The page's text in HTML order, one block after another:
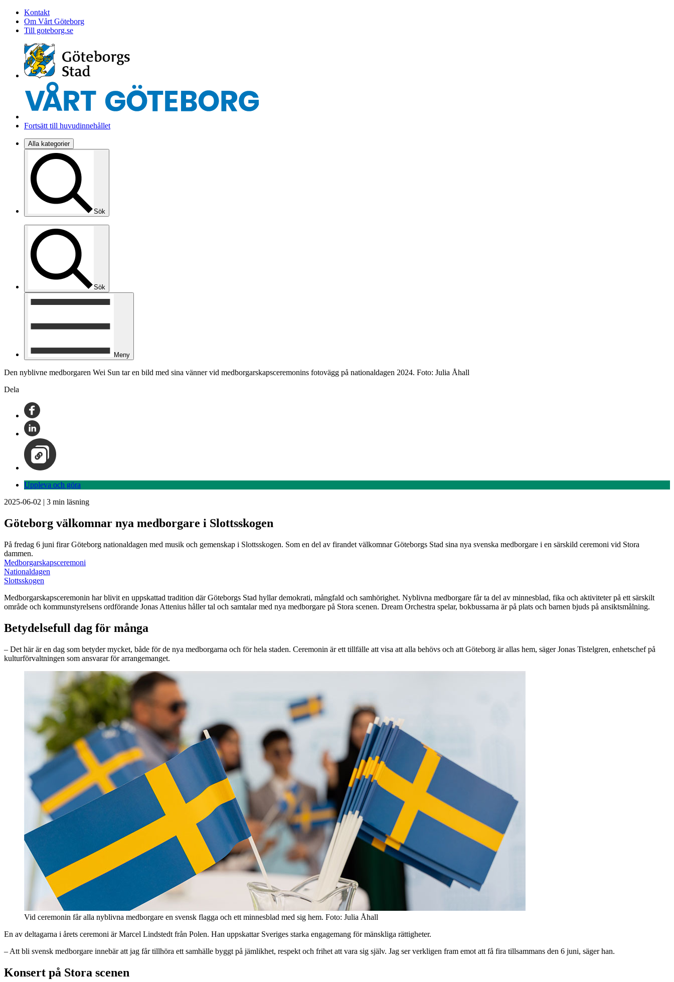
Kontakt
Om Vårt Göteborg
Till goteborg.se
Fortsätt till huvudinnehållet
Alla kategorier
Sök
Sök
Meny
Den nyblivne medborgaren Wei Sun tar en bild med sina vänner vid medborgarskapsceremonins fotovägg på nationaldagen 2024. Foto: Julia Åhall
Dela
Uppleva och göra
2025-06-02 | 3 min läsning
Göteborg välkomnar nya medborgare i Slottsskogen
På fredag 6 juni firar Göteborg nationaldagen med musik och gemenskap i Slottsskogen. Som en del av firandet välkomnar Göteborgs Stad sina nya svenska medborgare i en särskild ceremoni vid Stora
dammen.
Medborgarskapsceremoni
Nationaldagen
Slottsskogen
Medborgarskapsceremonin har blivit en uppskattad tradition där Göteborgs Stad hyllar demokrati, mångfald och samhörighet. Nyblivna medborgare får ta del av minnesblad, fika och aktiviteter på ett särskilt
område och kommunstyrelsens ordförande Jonas Attenius håller tal och samtalar med nya medborgare på Stora scenen. Dream Orchestra spelar, bokbussarna är på plats och barnen bjuds på ansiktsmålning.
Betydelsefull dag för många
– Det här är en dag som betyder mycket, både för de nya medborgarna och för hela staden. Ceremonin är ett tillfälle att visa att alla behövs och att Göteborg är allas hem, säger Jonas Tistelgren, enhetschef på
kulturförvaltningen som ansvarar för arrangemanget.
Vid ceremonin får alla nyblivna medborgare en svensk flagga och ett minnesblad med sig hem. Foto: Julia Åhall
En av deltagarna i årets ceremoni är Marcel Lindstedt från Polen. Han uppskattar Sveriges starka engagemang för mänskliga rättigheter.
– Att bli svensk medborgare innebär att jag får tillhöra ett samhälle byggt på jämlikhet, respekt och frihet att vara sig själv. Jag ser verkligen fram emot att få fira tillsammans den 6 juni, säger han.
Konsert på Stora scenen